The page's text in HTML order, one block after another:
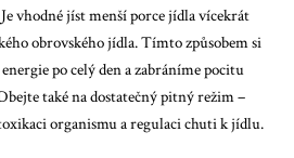
vhodné jíst menší porce jídla vícekrát
obrovského jídla. Tímto způsobem si
po celý den a zabráníme pocitu
také na dostatečný pitný režim –
organismu a regulaci chuti k jídlu.